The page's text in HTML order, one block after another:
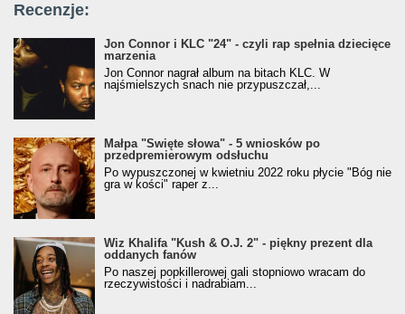
Recenzje:
Jon Connor i KLC "24" - czyli rap spełnia dziecięce
marzenia
Jon Connor nagrał album na bitach KLC. W
najśmielszych snach nie przypuszczał,...
Małpa "Święte słowa" - 5 wniosków po
przedpremierowym odsłuchu
Po wypuszczonej w kwietniu 2022 roku płycie "Bóg nie
gra w kości" raper z...
Wiz Khalifa "Kush & O.J. 2" - piękny prezent dla
oddanych fanów
Po naszej popkillerowej gali stopniowo wracam do
rzeczywistości i nadrabiam...